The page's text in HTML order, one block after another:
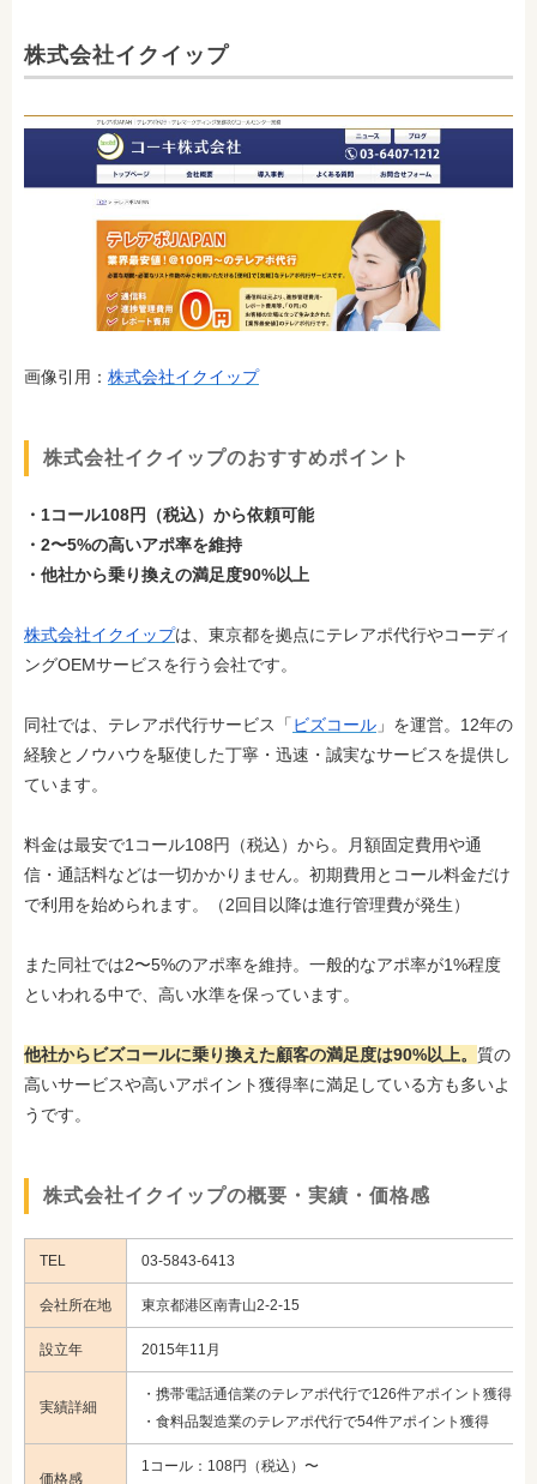
株式会社イクイップ
画像引用： 株式会社イクイップ
株式会社イクイップのおすすめポイント
・1コール108円（税込）から依頼可能
・2〜5%の高いアポ率を維持
・他社から乗り換えの満足度90%以上
株式会社イクイップは、東京都を拠点にテレアポ代行やコーディ
ングOEMサービスを行う会社です。
同社では、テレアポ代行サービス「 ビズコール 」を運営。12年の
経験とノウハウを駆使した丁寧・迅速・誠実なサービスを提供し
ています。
料金は最安で1コール108円（税込）から。月額固定費用や通
信・通話料などは一切かかりません。初期費用とコール料金だけ
で利用を始められます。（2回目以降は進行管理費が発生）
また同社では2〜5%のアポ率を維持。一般的なアポ率が1%程度
といわれる中で、高い水準を保っています。
他社からビズコールに乗り換えた顧客の満足度は90%以上。 質の
高いサービスや高いアポイント獲得率に満足している方も多いよ
うです。
株式会社イクイップの概要・実績・価格感
TEL 03-5843-6413
会社所在地 東京都港区南青山2-2-15
設立年 2015年11月
実績詳細
・携帯電話通信業のテレアポ代行で126件アポイント獲得
・食料品製造業のテレアポ代行で54件アポイント獲得
価格感
1コール：108円（税込）〜